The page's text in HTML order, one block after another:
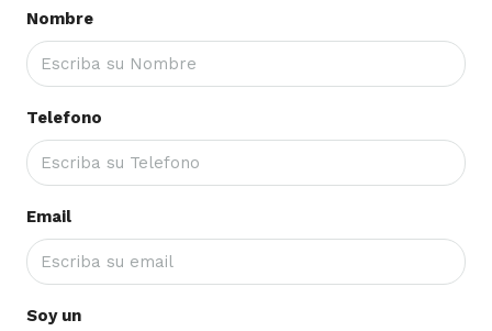
Nombre
Telefono
Email
Soy un